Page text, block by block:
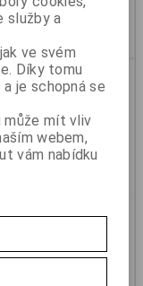
Hella
služby a
ve svém
Díky tomu
je schopná se
může mít vliv
webem,
vám nabídku